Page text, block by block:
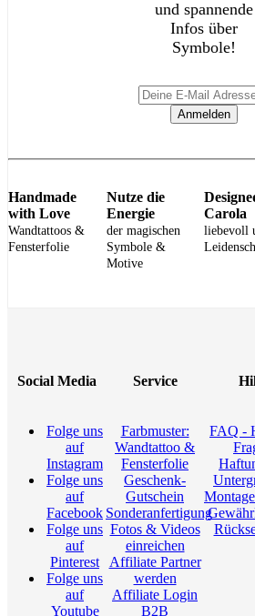
und spannende
Infos über
Symbole!
Anmelden
Handmade
with Love
Wandtattoos &
Fensterfolie
Nutze die
Energie
der magischen
Symbole &
Motive
Carola
liebevoll
Social Media
Folge uns
auf
Instagram
Folge uns
auf
Facebook
Folge uns
auf
Pinterest
Folge uns
auf
Youtube
Service
Farbmuster:
Wandtattoo &
Fensterfolie
Geschenk-
Gutschein
Sonderanfertigung
Fotos & Videos
einreichen
Affiliate Partner
werden
Affiliate Login
B2B
FAQ -